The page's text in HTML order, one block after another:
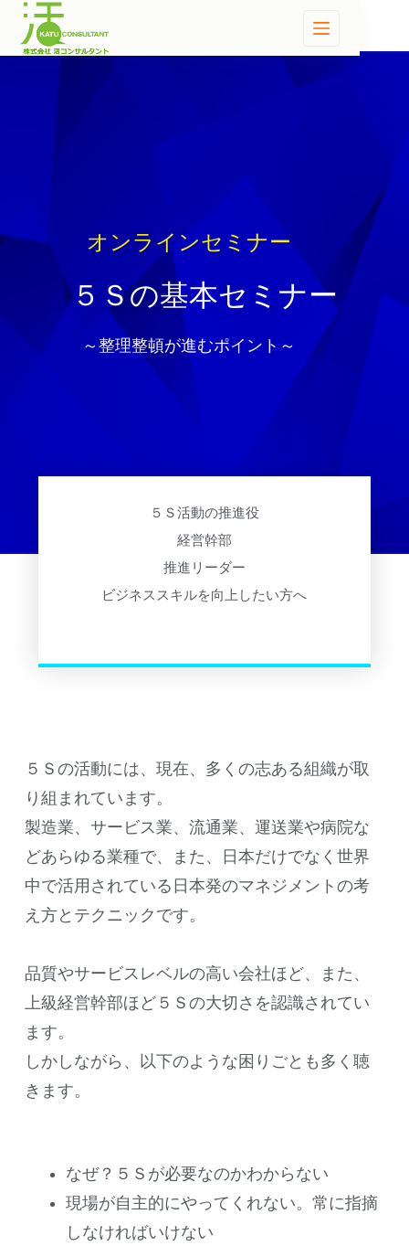
オンラインセミナー
５Ｓの基本セミナー
～整理整頓が進むポイント～
５Ｓ活動の推進役
経営幹部
推進リーダー
ビジネススキルを向上したい方へ
５Ｓの活動には、現在、多くの志ある組織が取
り組まれています。
製造業、サービス業、流通業、運送業や病院な
どあらゆる業種で、また、日本だけでなく世界
中で活用されている日本発のマネジメントの考
え方とテクニックです。
品質やサービスレベルの高い会社ほど、また、
上級経営幹部ほど５Ｓの大切さを認識されてい
ます。
しかしながら、以下のような困りごとも多く聴
きます。
なぜ？５Ｓが必要なのかわからない
現場が自主的にやってくれない。常に指摘
しなければいけない